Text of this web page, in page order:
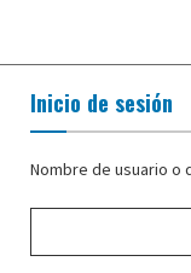
Inicio de sesión
Nombre de usuario